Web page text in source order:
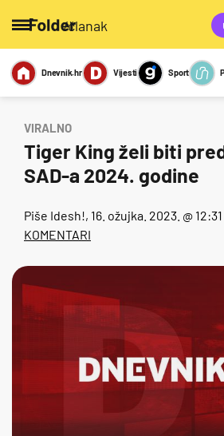
/članak
Miks Kviz
Sexy
Dnevnik.hr Vijesti Sport
VIRALNO
Tiger King želi biti
SAD-a 2024. godine
Piše Idesh!, 16. ožujka. 2023. @ 12:31
KOMENTARI